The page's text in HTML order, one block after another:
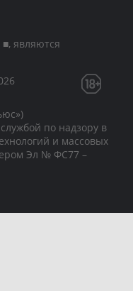
являются
по надзору в
и массовых
Эл № ФС77 –